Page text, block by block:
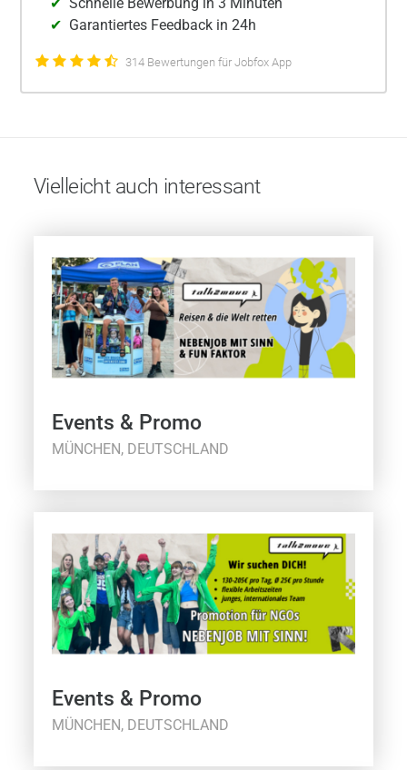
Garantiertes Feedback in 24h
314 Bewertungen für Jobfox App
Vielleicht auch interessant
Events & Promo
MÜNCHEN, DEUTSCHLAND
Events & Promo
MÜNCHEN, DEUTSCHLAND